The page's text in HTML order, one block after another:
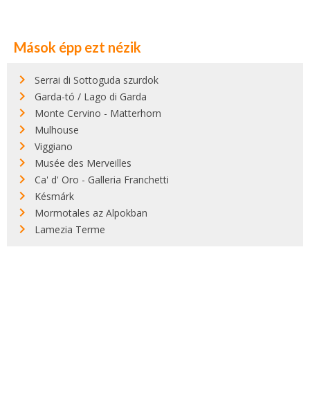
Mások épp ezt nézik
Serrai di Sottoguda szurdok
Garda-tó / Lago di Garda
Monte Cervino - Matterhorn
Mulhouse
Viggiano
Musée des Merveilles
Ca' d' Oro - Galleria Franchetti
Késmárk
Mormotales az Alpokban
Lamezia Terme